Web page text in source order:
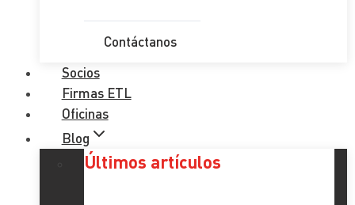
Contáctanos
Socios
Firmas ETL
Oficinas
Blog
Últimos artículos